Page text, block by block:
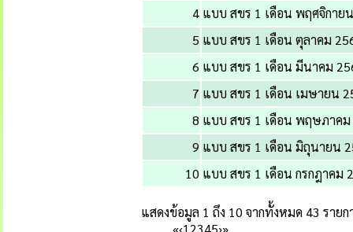
4 แบบ สขร 1 เดือน พฤศจิกาย
5 แบบ สขร 1 เดือน ตุลาคม
6 แบบ สขร 1 เดือน มีนาคม
7 แบบ สขร 1 เดือน เมษายน
8 แบบ สขร 1 เดือน พฤษภาคม
9 แบบ สขร 1 เดือน มิถุนายน
10 แบบ สขร 1 เดือน กรกฎาคม
แสดงข้อมูล 1 ถึง 10 จากทั้งหมด 43 รายก
«‹12345›»